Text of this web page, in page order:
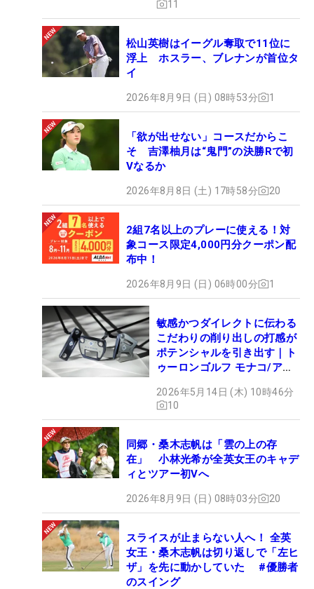
11
松山英樹はイーグル奪取で11位に
浮上 ホスラー、ブレナンが首位タ
イ
2026年8月9日 (日) 08時53分 1
「欲が出せない」コースだからこ
そ 吉澤柚月は“鬼門”の決勝Rで初
Vなるか
2026年8月8日 (土) 17時58分 20
2組7名以上のプレーに使える！対
象コース限定4,000円分クーポン配
布中！
2026年8月9日 (日) 06時00分 1
敏感かつダイレクトに伝わる
こだわりの削り出しの打感が
ポテンシャルを引き出す｜ト
ゥーロンゴルフ モナコ/アル
2026年5月14日 (木) 10時46分
10
同郷・桑木志帆は「雲の上の存
在」 小林光希が全英女王のキャデ
ィとツアー初Vへ
2026年8月9日 (日) 08時03分 20
スライスが止まらない人へ！ 全英
女王・桑木志帆は切り返しで「左ヒ
ザ」を先に動かしていた #優勝者
のスイング